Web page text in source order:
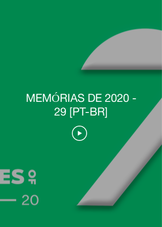
MEMÓRIAS DE 2020 -
29 [PT-BR]